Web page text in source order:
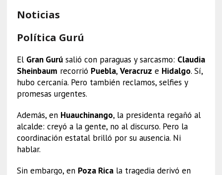
Noticias
Política Gurú
El Gran Gurúsalió con paraguas y sarcasmo: Claudia
Sheinbaum recorrió Puebla, Veracruz e Hidalgo. Sí,
hubo cercanía. Pero también reclamos, selfies y
promesas urgentes.
Además, en Huauchinango, la presidenta regañó al
alcalde: creyó a la gente, no al discurso. Pero la
coordinación estatal brilló por su ausencia. Ni
hablar.
Sin embargo, en Poza Ricala tragedia derivó en